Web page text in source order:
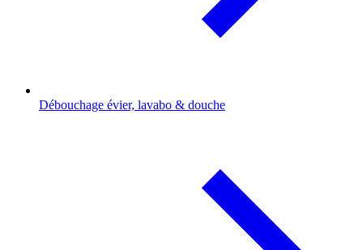
Débouchage évier, lavabo & douche